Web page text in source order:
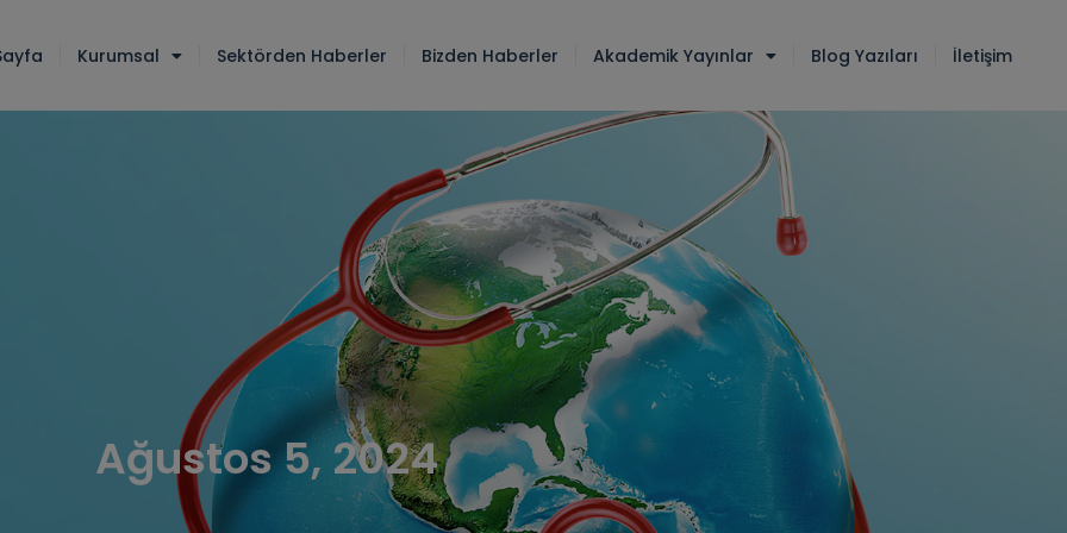
Kurumsal Sektörden Haberler Bizden Haberler Akademik Yayınlar Blog Yazıları İletişim
Ağustos 5, 2024